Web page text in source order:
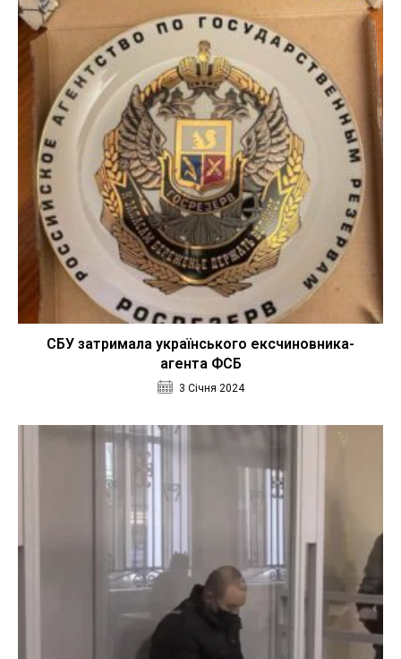
СБУ затримала українського ексчиновника-
агента ФСБ
3 Січня 2024